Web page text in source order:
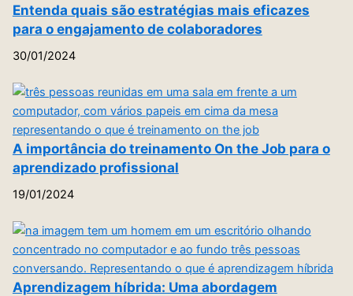
Entenda quais são estratégias mais eficazes
para o engajamento de colaboradores
30/01/2024
A importância do treinamento On the Job para o
aprendizado profissional
19/01/2024
Aprendizagem híbrida: Uma abordagem